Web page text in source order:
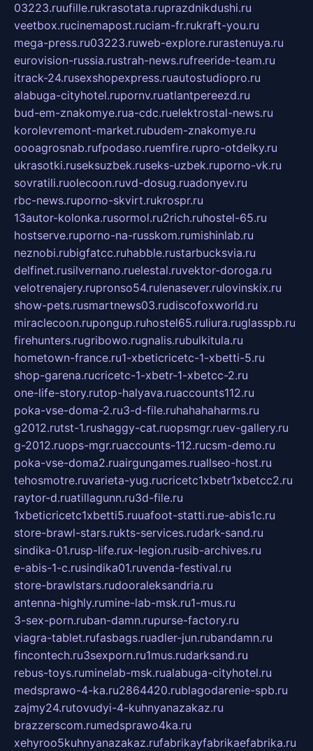
03223.ruufille.rukrasotata.ruprazdnikdushi.ru
veetbox.rucinemapost.ruciam-fr.rukraft-you.ru
mega-press.ru03223.ruweb-explore.rurastenuya.ru
eurovision-russia.rustrah-news.rufreeride-team.ru
itrack-24.rusexshopexpress.ruautostudiopro.ru
alabuga-cityhotel.rupornv.ruatlantpereezd.ru
bud-em-znakomye.rua-cdc.ruelektrostal-news.ru
korolevremont-market.rubudem-znakomye.ru
oooagrosnab.rufpodaso.ruemfire.rupro-otdelky.ru
ukrasotki.ruseksuzbek.ruseks-uzbek.ruporno-vk.ru
sovratili.ruolecoon.ruvd-dosug.ruadonyev.ru
rbc-news.ruporno-skvirt.rukrospr.ru
13autor-kolonka.rusormol.ru2rich.ruhostel-65.ru
hostserve.ruporno-na-russkom.rumishinlab.ru
neznobi.rubigfatcc.ruhabble.rustarbucksvia.ru
delfinet.rusilvernano.ruelestal.ruvektor-doroga.ru
velotrenajery.rupronso54.rulenasever.rulovinskix.ru
show-pets.rusmartnews03.rudiscofoxworld.ru
miraclecoon.rupongup.ruhostel65.ruliura.ruglasspb.ru
firehunters.rugribowo.rugnalis.rubulkitula.ru
hometown-france.ru1-xbeticricetc-1-xbetti-5.ru
shop-garena.rucricetc-1-xbetr-1-xbetcc-2.ru
one-life-story.rutop-halyava.ruaccounts112.ru
poka-vse-doma-2.ru3-d-file.ruhahahaharms.ru
g2012.rutst-1.rushaggy-cat.ruopsmgr.ruev-gallery.ru
g-2012.ruops-mgr.ruaccounts-112.rucsm-demo.ru
poka-vse-doma2.ruairgungames.ruallseo-host.ru
tehosmotre.ruvarieta-yug.rucricetc1xbetr1xbetcc2.ru
raytor-d.ruatillagunn.ru3d-file.ru
1xbeticricetc1xbetti5.ruuafoot-statti.rue-abis1c.ru
store-brawl-stars.rukts-services.rudark-sand.ru
sindika-01.rusp-life.rux-legion.rusib-archives.ru
e-abis-1-c.rusindika01.ruvenda-festival.ru
store-brawlstars.rudooraleksandria.ru
antenna-highly.rumine-lab-msk.ru1-mus.ru
3-sex-porn.ruban-damn.rupurse-factory.ru
viagra-tablet.rufasbags.ruadler-jun.rubandamn.ru
fincontech.ru3sexporn.ru1mus.rudarksand.ru
rebus-toys.ruminelab-msk.rualabuga-cityhotel.ru
medsprawo-4-ka.ru2864420.rublagodarenie-spb.ru
zajmy24.rutovudyi-4-kuhnyanazakaz.ru
brazzerscom.rumedsprawo4ka.ru
xehyroo5kuhnyanazakaz.rufabrikayfabrikaefabrika.ru